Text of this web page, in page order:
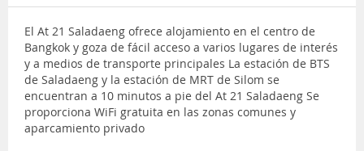
El At 21 Saladaeng ofrece alojamiento en el centro de
Bangkok y goza de fácil acceso a varios lugares de interés
y a medios de transporte principales La estación de BTS
de Saladaeng y la estación de MRT de Silom se
encuentran a 10 minutos a pie del At 21 Saladaeng Se
proporciona WiFi gratuita en las zonas comunes y
aparcamiento privado